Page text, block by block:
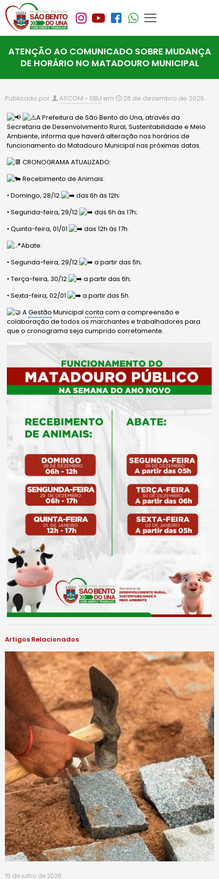
ATENÇÃO AO COMUNICADO SOBRE MUDANÇA
DE HORÁRIO NO MATADOURO MUNICIPAL
Publicado por ASCOM - SBU em 26 de dezembro de 2025
A Prefeitura de São Bento do Una, através da
Secretaria de Desenvolvimento Rural, Sustentabilidade e Meio
Ambiente, informa que haverá alteração nos horários de
funcionamento do Matadouro Municipal nas próximas datas.
CRONOGRAMA ATUALIZADO:
Recebimento de Animais:
• Domingo, 28/12
das 6h às 12h;
• Segunda-feira, 29/12
das 6h às 17h;
• Quinta-feira, 01/01
das 12h às 17h.
Abate:
• Segunda-feira, 29/12
a partir das 5h;
• Terça-feira, 30/12
a partir das 6h;
• Sexta-feira, 02/01
a partir das 5h.
AGestão Municipalconta com a compreensão e
colaboração de todos os marchantes e trabalhadores para
que o cronograma seja cumprido corretamente.
Artigos Relacionados
15 de julho de 2026